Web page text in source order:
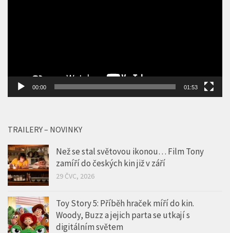
00:00 01:53
TRAILERY – NOVINKY
Než se stal světovou ikonou… Film Tony
zamíří do českých kin již v září
29 ČVC, 2026
Toy Story 5: Příběh hraček míří do kin.
Woody, Buzz a jejich parta se utkají s
digitálním světem